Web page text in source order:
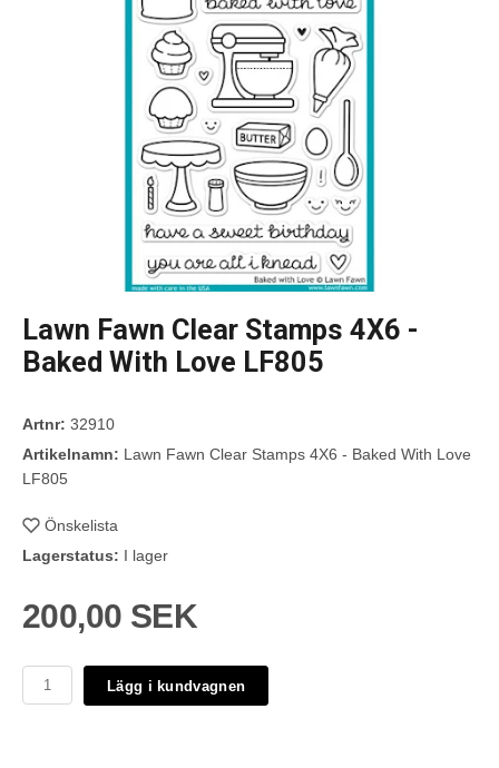
Lawn Fawn Clear Stamps 4X6 -
Baked With Love LF805
Artnr: 32910
Artikelnamn: Lawn Fawn Clear Stamps 4X6 - Baked With Love
LF805
Önskelista
Lagerstatus: I lager
200,00 SEK
Lägg i kundvagnen